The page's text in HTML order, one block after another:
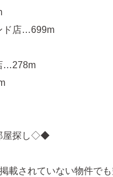
ド店…699m
…278m
屋探し◇◆
載されていない物件で